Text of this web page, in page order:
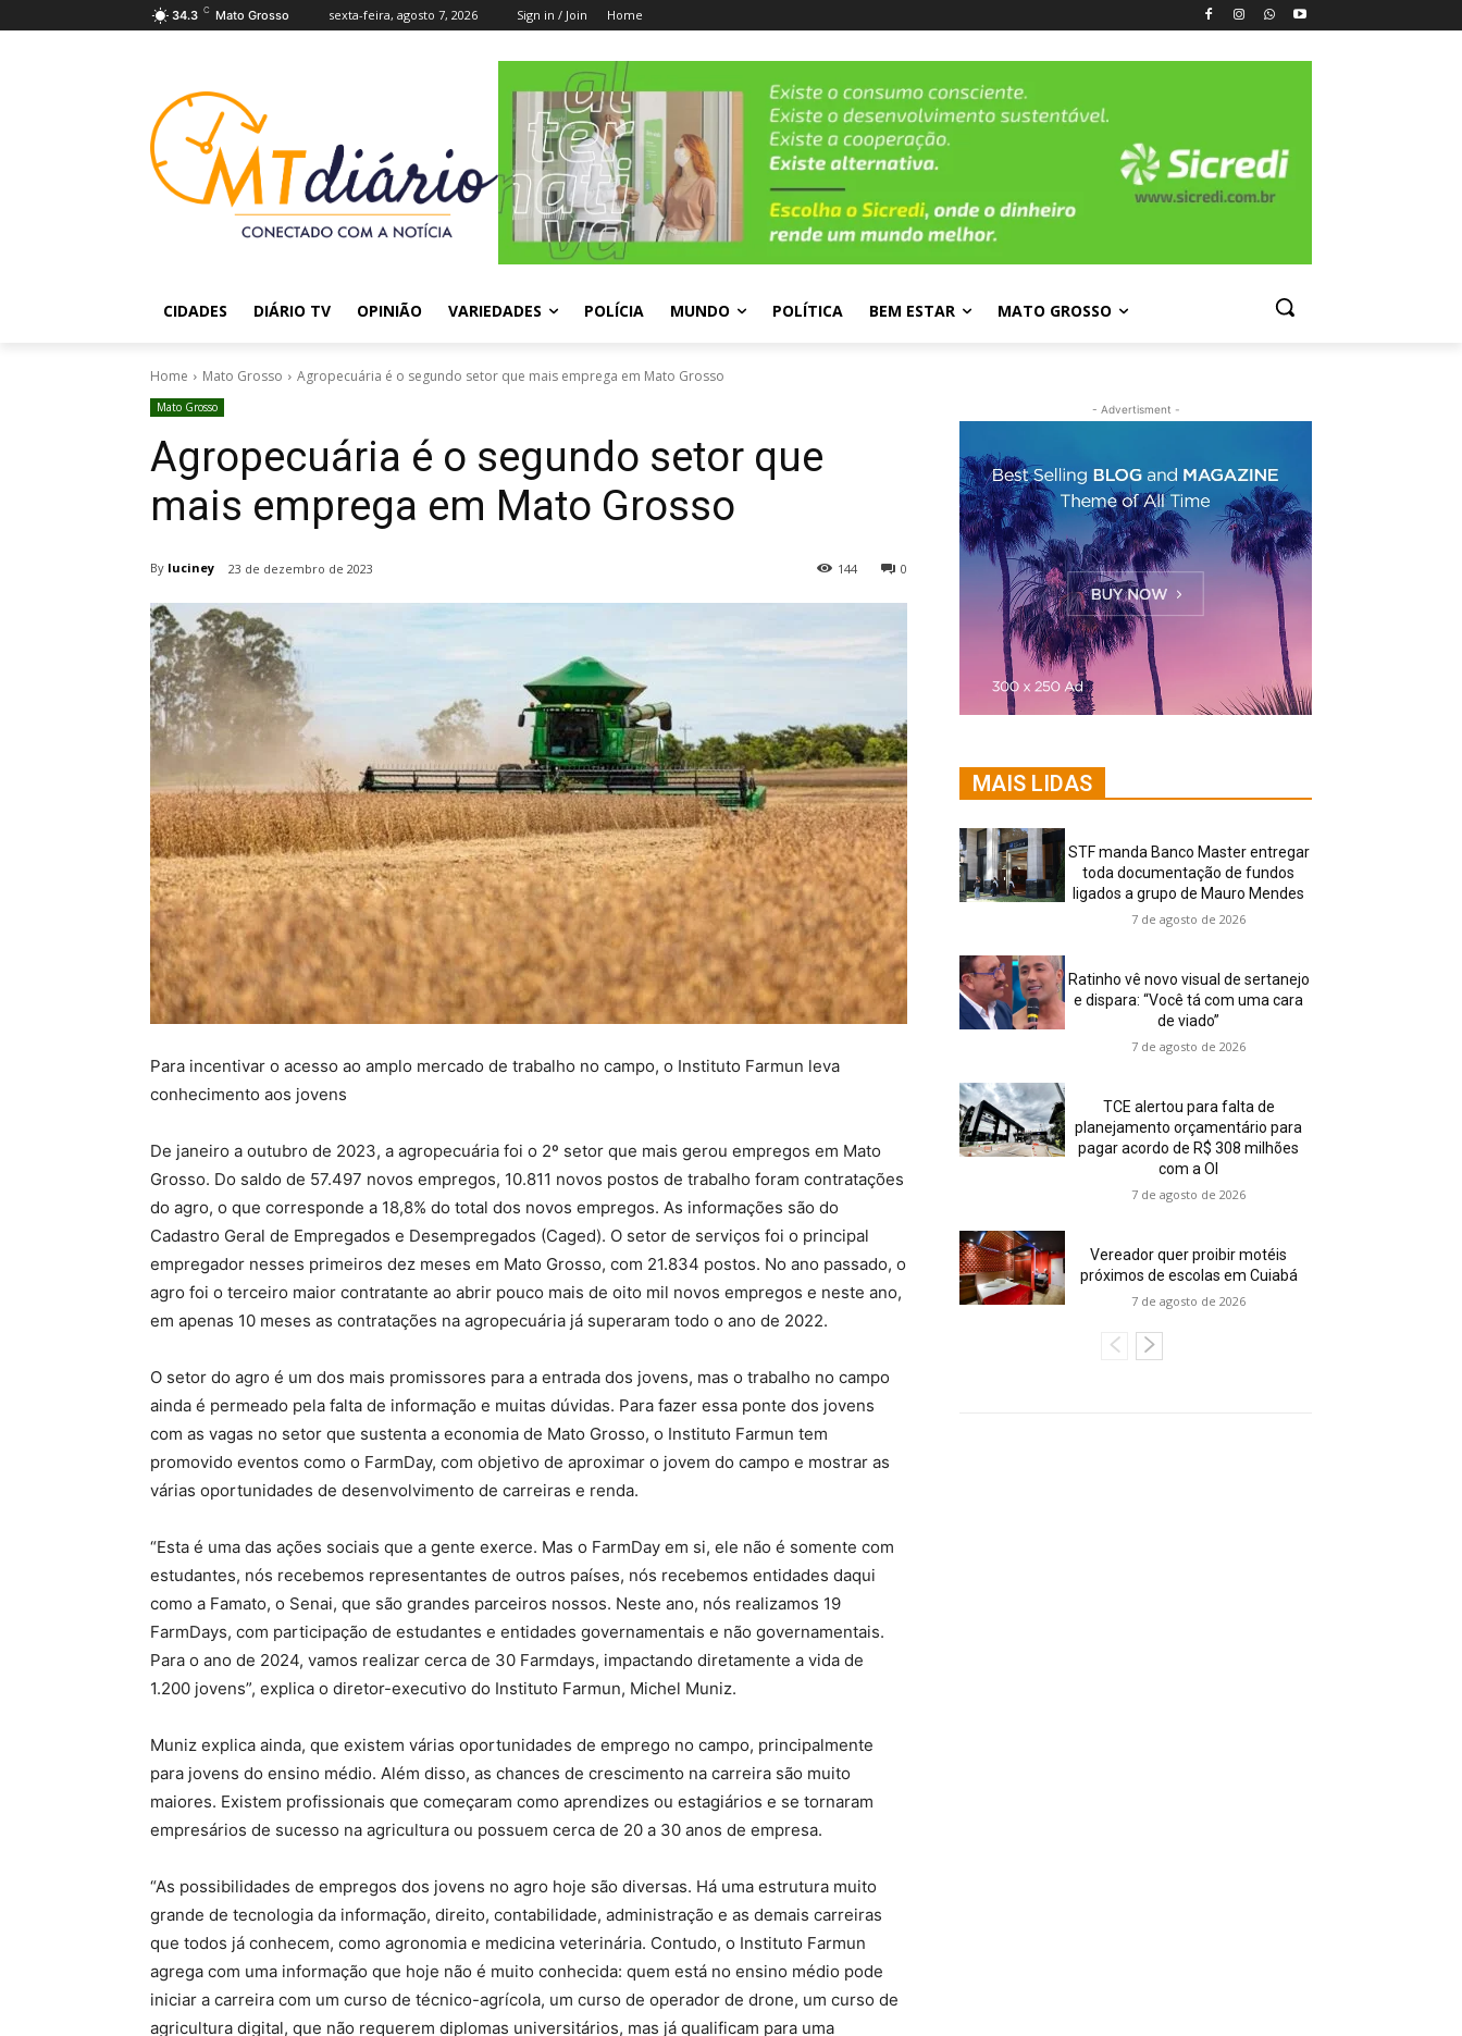
34.3 C Mato Grosso sexta-feira, agosto 7, 2026 Sign in / Join Home
CIDADES DIÁRIO TV OPINIÃO VARIEDADES POLÍCIA MUNDO POLÍTICA BEM ESTAR MATO GROSSO
Home Mato Grosso Agropecuária é o segundo setor que mais emprega em Mato Grosso
Mato Grosso
Agropecuária é o segundo setor que
mais emprega em Mato Grosso
By luciney 23 de dezembro de 2023 0
144
Para incentivar o acesso ao amplo mercado de trabalho no campo, o Instituto Farmun leva
conhecimento aos jovens
De janeiro a outubro de 2023, a agropecuária foi o 2º setor que mais gerou empregos em Mato
Grosso. Do saldo de 57.497 novos empregos, 10.811 novos postos de trabalho foram contratações
do agro, o que corresponde a 18,8% do total dos novos empregos. As informações são do
Cadastro Geral de Empregados e Desempregados (Caged). O setor de serviços foi o principal
empregador nesses primeiros dez meses em Mato Grosso, com 21.834 postos. No ano passado, o
agro foi o terceiro maior contratante ao abrir pouco mais de oito mil novos empregos e neste ano,
em apenas 10 meses as contratações na agropecuária já superaram todo o ano de 2022.
O setor do agro é um dos mais promissores para a entrada dos jovens, mas o trabalho no campo
ainda é permeado pela falta de informação e muitas dúvidas. Para fazer essa ponte dos jovens
com as vagas no setor que sustenta a economia de Mato Grosso, o Instituto Farmun tem
promovido eventos como o FarmDay, com objetivo de aproximar o jovem do campo e mostrar as
várias oportunidades de desenvolvimento de carreiras e renda.
“Esta é uma das ações sociais que a gente exerce. Mas o FarmDay em si, ele não é somente com
estudantes, nós recebemos representantes de outros países, nós recebemos entidades daqui
como a Famato, o Senai, que são grandes parceiros nossos. Neste ano, nós realizamos 19
FarmDays, com participação de estudantes e entidades governamentais e não governamentais.
Para o ano de 2024, vamos realizar cerca de 30 Farmdays, impactando diretamente a vida de
1.200 jovens”, explica o diretor-executivo do Instituto Farmun, Michel Muniz.
Muniz explica ainda, que existem várias oportunidades de emprego no campo, principalmente
para jovens do ensino médio. Além disso, as chances de crescimento na carreira são muito
maiores. Existem profissionais que começaram como aprendizes ou estagiários e se tornaram
empresários de sucesso na agricultura ou possuem cerca de 20 a 30 anos de empresa.
“As possibilidades de empregos dos jovens no agro hoje são diversas. Há uma estrutura muito
grande de tecnologia da informação, direito, contabilidade, administração e as demais carreiras
que todos já conhecem, como agronomia e medicina veterinária. Contudo, o Instituto Farmun
agrega com uma informação que hoje não é muito conhecida: quem está no ensino médio pode
iniciar a carreira com um curso de técnico-agrícola, um curso de operador de drone, um curso de
agricultura digital, que não requerem diplomas universitários, mas já qualificam para uma
- Advertisment -
MAIS LIDAS
STF manda Banco Master entregar
toda documentação de fundos
ligados a grupo de Mauro Mendes
7 de agosto de 2026
Ratinho vê novo visual de sertanejo
e dispara: “Você tá com uma cara
de viado”
7 de agosto de 2026
TCE alertou para falta de
planejamento orçamentário para
pagar acordo de R$ 308 milhões
com a OI
7 de agosto de 2026
Vereador quer proibir motéis
próximos de escolas em Cuiabá
7 de agosto de 2026